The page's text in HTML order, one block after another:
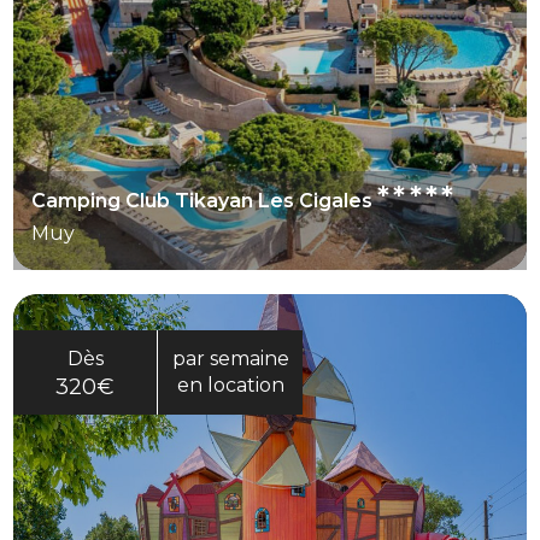
Camping Club Tikayan Les Cigales*****
Muy
Dès
320€
par semaine
en location